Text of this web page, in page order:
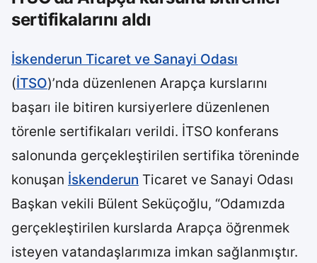
sertifikalarını aldı
İskenderun Ticaret ve Sanayi Odası
(İTSO)’nda düzenlenen Arapça kurslarını
başarı ile bitiren kursiyerlere düzenlenen
törenle sertifikaları verildi. İTSO konferans
salonunda gerçekleştirilen sertifika töreninde
konuşan İskenderun Ticaret ve Sanayi Odası
Başkan vekili Bülent Seküçoğlu, “Odamızda
gerçekleştirilen kurslarda Arapça öğrenmek
isteyen vatandaşlarımıza imkan sağlanmıştır.